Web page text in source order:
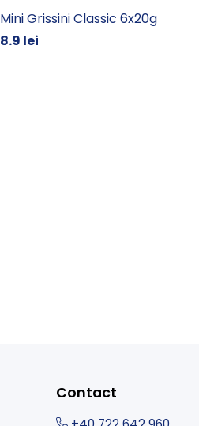
Mini Grissini Classic 6x20g
8.9 lei
Contact